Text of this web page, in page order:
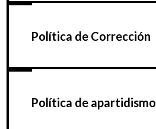
Política de Corrección
Política de apartidismo